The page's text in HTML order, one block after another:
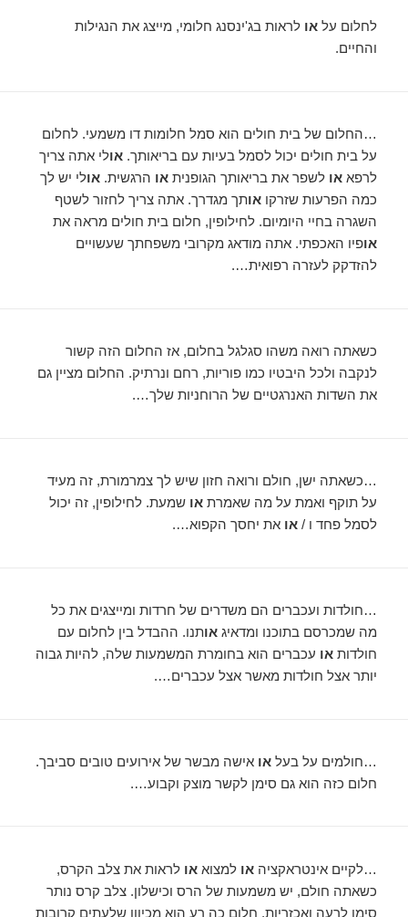
לחלום עלאו לראות בג'ינסנג חלומי, מייצג את הנגילות
והחיים.
…החלום של בית חולים הוא סמל חלומות דו משמעי. לחלום
על בית חולים יכול לסמל בעיות עם בריאותך.אולי אתה צריך
לרפאאו לשפר את בריאותך הגופניתאו הרגשית.אולי יש לך
כמה הפרעות שזרקואותך מגדרך. אתה צריך לחזור לשטף
השגרה בחיי היומיום. לחילופין, חלום בית חולים מראה את
אופיו האכפתי. אתה מודאג מקרובי משפחתך שעשויים
להזדקק לעזרה רפואית….
כשאתה רואה משהו סגלגל בחלום, אז החלום הזה קשור
לנקבה ולכל היבטיו כמו פוריות, רחם ונרתיק. החלום מציין גם
את השדות האנרגטיים של הרוחניות שלך….
…כשאתה ישן, חולם ורואה חזון שיש לך צמרמורת, זה מעיד
על תוקף ואמת על מה שאמרתאו שמעת. לחילופין, זה יכול
לסמל פחד ו /או את יחסך הקפוא….
…חולדות ועכברים הם משדרים של חרדות ומייצגים את כל
מה שמכרסם בתוכנו ומדאיגאותנו. ההבדל בין לחלום עם
חולדותאו עכברים הוא בחומרת המשמעות שלה, להיות גבוה
יותר אצל חולדות מאשר אצל עכברים….
…חולמים על בעלאו אישה מבשר של אירועים טובים סביבך.
חלום כזה הוא גם סימן לקשר מוצק וקבוע….
…לקיים אינטראקציהאו למצואאו לראות את צלב הקרס,
כשאתה חולם, יש משמעות של הרס וכישלון. צלב קרס נותר
סימן לרעה ואכזריות. חלום כה רע הוא מכיוון שלעתים קרובות